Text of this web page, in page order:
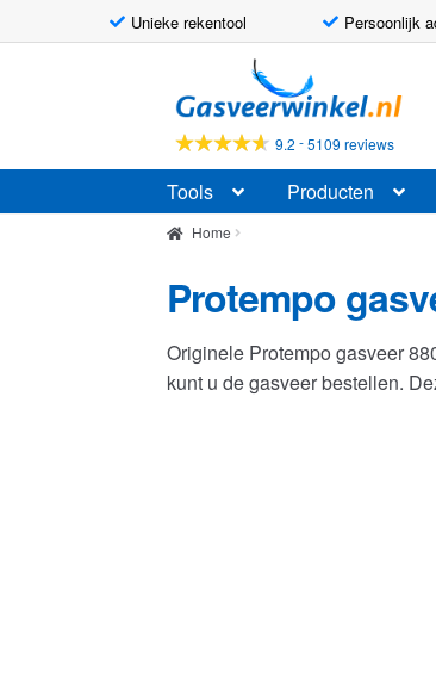
Unieke rekentool Persoonlijk
door
naar
navigatie
naar
de
inhoud
9.2 -5109 reviews
Tools Producten
Home
Protempo
Originele Protempo gasveer
kunt u de gasveer bestellen.